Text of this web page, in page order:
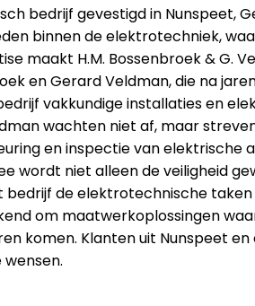
bedrijf gevestigd in
binnen de elektrotechniek,
maakt H.M. Bossenbroek &
en Gerard Veldman, die na
vakkundige installaties en
wachten niet af, maar
en inspectie van
wordt niet alleen de veiligheid
de elektrotechnische
om maatwerkoplossingen
komen. Klanten uit Nunspeet